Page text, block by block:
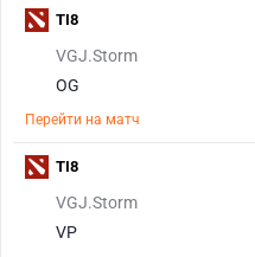
VGJ.Storm
OG
Перейти на матч
TI8
VGJ.Storm
VP
TI8